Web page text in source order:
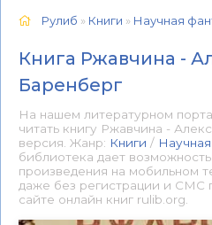
Рулиб » Книги » Научная
Книга Ржавчина -
Баренберг
На нашем литературном
читать книгу Ржавчина -
версия. Жанр: Книги /
библиотека дает
произведения на мобильном
даже без регистрации и СМС
сайте онлайн книг rulib.org.